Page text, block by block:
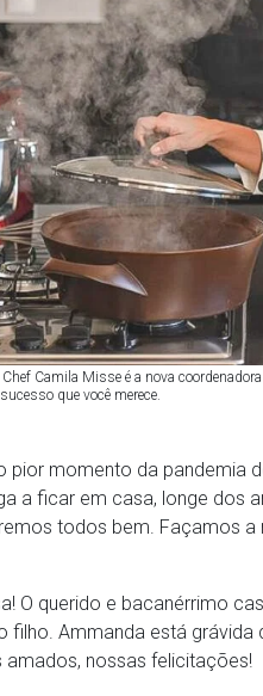
Camila Misse é a nova
que você merece.
pior momento da pandemia
a ficar em casa, longe dos
todos bem. Façamos a
O querido e bacanérrimo
filho. Ammanda está
amados, nossas felicitações!